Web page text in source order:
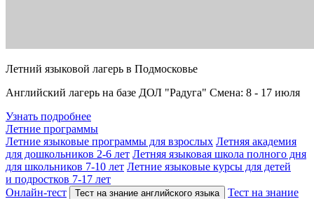
Летний языковой лагерь в Подмосковье
Английский лагерь на базе ДОЛ "Радуга" Смена: 8 - 17 июля
Узнать подробнее
Летние программы
Летние языковые программы для взрослых Летняя академия
для дошкольников 2-6 лет Летняя языковая школа полного дня
для школьников 7-10 лет Летние языковые курсы для детей
и подростков 7-17 лет
Онлайн-тест
Тест на знание английского языка
Тест на знание